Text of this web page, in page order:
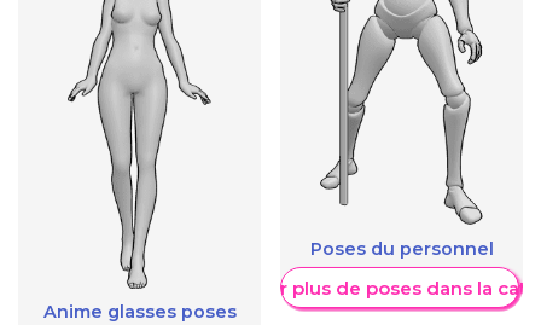
Anime glasses poses
Poses du personnel
Afficher plus de poses dans la